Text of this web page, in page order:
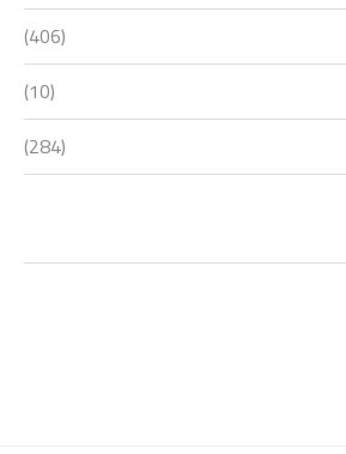
(406)
(10)
(284)